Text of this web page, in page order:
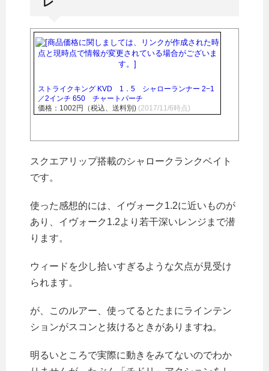
ストライクキング KVD 1．5 シャローランナー 2−1
／2インチ 650 チャートパーチ
価格：1002円（税込、送料別) (2017/11/6時点)
スクエアリップ搭載のシャロークランクベイト
です。
使った感想的には、イヴォーク1.2に近いものが
あり、イヴォーク1.2より若干深いレンジまで潜
ります。
ウィードを少し拾いすぎるような欠点が見受け
られます。
が、このルアー、使ってるとたまにラインテン
ションがスコンと抜けるときがありますね。
明るいところで実際に動きをみてないのでわか